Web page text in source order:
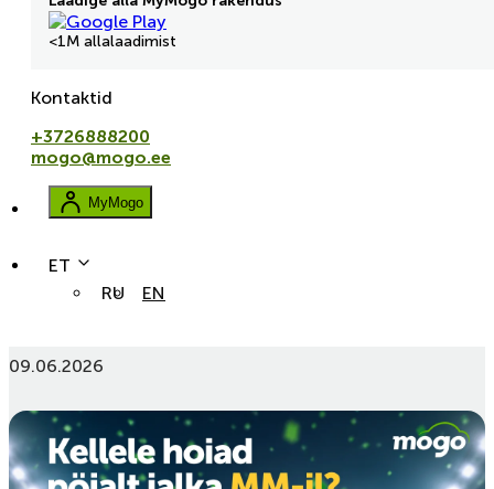
<1M allalaadimist
Kontaktid
+3726888200
mogo@mogo.ee
MyMogo
ET
RU
EN
Kellele hoiad pöialt jalka MM-il?” kampaania tingimused
09.06.2026